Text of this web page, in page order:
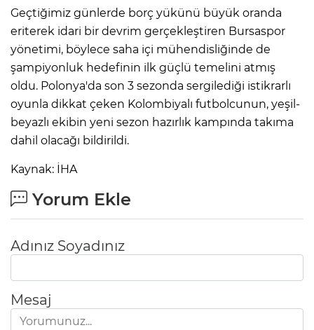
Geçtiğimiz günlerde borç yükünü büyük oranda
eriterek idari bir devrim gerçekleştiren Bursaspor
yönetimi, böylece saha içi mühendisliğinde de
şampiyonluk hedefinin ilk güçlü temelini atmış
oldu. Polonya'da son 3 sezonda sergilediği istikrarlı
oyunla dikkat çeken Kolombiyalı futbolcunun, yeşil-
beyazlı ekibin yeni sezon hazırlık kampında takıma
dahil olacağı bildirildi.
Kaynak: İHA
Yorum Ekle
Adınız Soyadınız
Mesaj